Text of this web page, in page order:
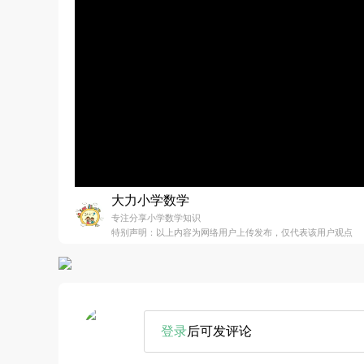
大力小学数学
专注分享小学数学知识
特别声明：以上内容为网络用户上传发布，仅代表该用户观点
登录后可发评论